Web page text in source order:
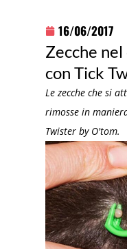
16/06/2017
Zecche
con Tick
Le zecche che si
rimosse in
Twister by O'tom.